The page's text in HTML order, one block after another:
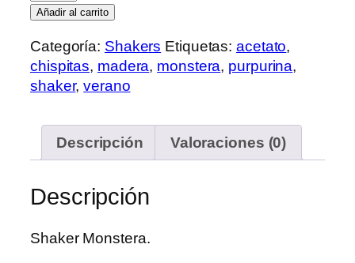
cantidad
Añadir al carrito
Categoría: Shakers Etiquetas:acetato,
chispitas, madera, monstera, purpurina,
shaker,verano
Descripción Valoraciones (0)
Descripción
Shaker Monstera.